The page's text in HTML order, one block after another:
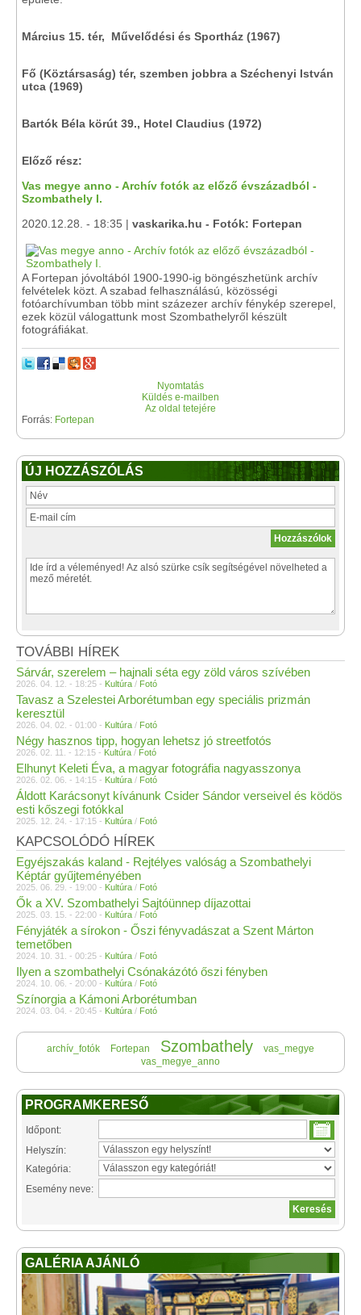
Március 15. tér, Művelődési és Sportház (1967)
Fő (Köztársaság) tér, szemben jobbra a Széchenyi István
utca (1969)
Bartók Béla körút 39., Hotel Claudius (1972)
Előző rész:
Vas megye anno - Archív fotók az előző évszázadból -
Szombathely I.
2020.12.28. - 18:35 | vaskarika.hu - Fotók: Fortepan
A Fortepan jóvoltából 1900-1990-ig böngészhetünk archív
felvételek közt. A szabad felhasználású, közösségi
fotóarchívumban több mint százezer archív fénykép szerepel,
ezek közül válogattunk most Szombathelyről készült
fotográfiákat.
Nyomtatás
Küldés e-mailben
Az oldal tetejére
Forrás: Fortepan
ÚJ HOZZÁSZÓLÁS
TOVÁBBI HÍREK
Sárvár, szerelem – hajnali séta egy zöld város szívében
2026. 04. 12. - 18:25 - Kultúra / Fotó
Tavasz a Szelestei Arborétumban egy speciális prizmán
keresztül
2026. 04. 02. - 01:00 - Kultúra / Fotó
Négy hasznos tipp, hogyan lehetsz jó streetfotós
2026. 02. 11. - 12:15 - Kultúra / Fotó
Elhunyt Keleti Éva, a magyar fotográfia nagyasszonya
2026. 02. 06. - 14:15 - Kultúra / Fotó
Áldott Karácsonyt kívánunk Csider Sándor verseivel és ködös
esti kőszegi fotókkal
2025. 12. 24. - 17:15 - Kultúra / Fotó
KAPCSOLÓDÓ HÍREK
Egyéjszakás kaland - Rejtélyes valóság a Szombathelyi
Képtár gyűjteményében
2025. 06. 29. - 19:00 - Kultúra / Fotó
Ők a XV. Szombathelyi Sajtóünnep díjazottai
2025. 03. 15. - 22:00 - Kultúra / Fotó
Fényjáték a sírokon - Őszi fényvadászat a Szent Márton
temetőben
2024. 10. 31. - 00:25 - Kultúra / Fotó
Ilyen a szombathelyi Csónakázótó őszi fényben
2024. 10. 06. - 20:00 - Kultúra / Fotó
Színorgia a Kámoni Arborétumban
2024. 03. 04. - 20:45 - Kultúra / Fotó
archív_fotók Fortepan Szombathely
vas_megye
vas_megye_anno
PROGRAMKERESŐ
Időpont:
Helyszín:
Kategória:
Esemény neve:
GALÉRIA AJÁNLÓ